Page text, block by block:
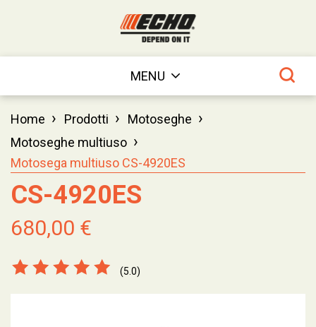
MENU
Home › Prodotti › Motoseghe ›
Motoseghe multiuso ›
Motosega multiuso CS-4920ES
CS-4920ES
680,00 €
(5.0)